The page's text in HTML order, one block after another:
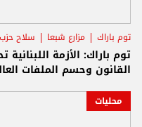
توم باراك مزارع شبعا سلاح
توم باراك: الأزمة
القانون وحسم الملفات
محليات